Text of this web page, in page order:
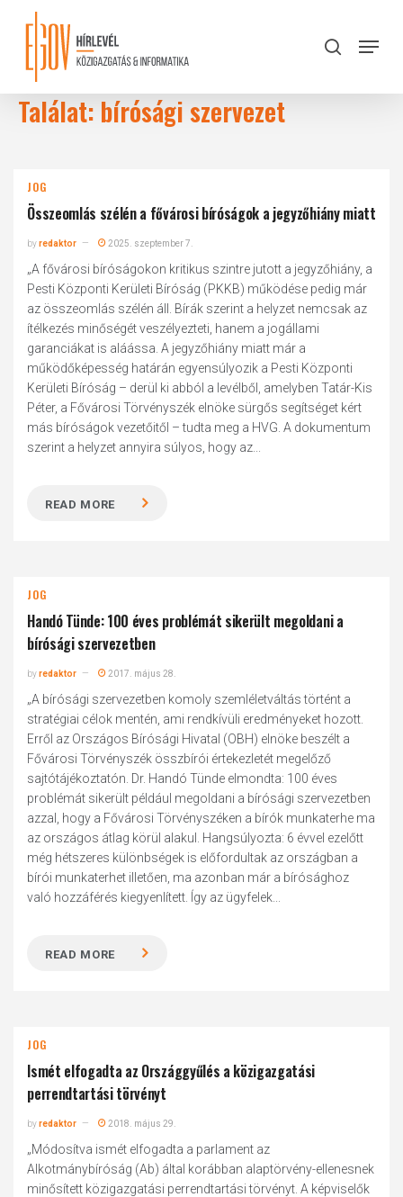
content
search
Menu
Találat: bírósági szervezet
JOG
Összeomlás szélén a fővárosi bíróságok a jegyzőhiány miatt
byredaktor 2025. szeptember 7.
„A fővárosi bíróságokon kritikus szintre jutott a jegyzőhiány, a
Pesti Központi Kerületi Bíróság (PKKB) működése pedig már
az összeomlás szélén áll. Bírák szerint a helyzet nemcsak az
ítélkezés minőségét veszélyezteti, hanem a jogállami
garanciákat is aláássa. A jegyzőhiány miatt már a
működőképesség határán egyensúlyozik a Pesti Központi
Kerületi Bíróság – derül ki abból a levélből, amelyben Tatár-Kis
Péter, a Fővárosi Törvényszék elnöke sürgős segítséget kért
más bíróságok vezetőitől – tudta meg a HVG. A dokumentum
szerint a helyzet annyira súlyos, hogy az...
READ MORE
JOG
Handó Tünde: 100 éves problémát sikerült megoldani a
bírósági szervezetben
byredaktor 2017. május 28.
„A bírósági szervezetben komoly szemléletváltás történt a
stratégiai célok mentén, ami rendkívüli eredményeket hozott.
Erről az Országos Bírósági Hivatal (OBH) elnöke beszélt a
Fővárosi Törvényszék összbírói értekezletét megelőző
sajtótájékoztatón. Dr. Handó Tünde elmondta: 100 éves
problémát sikerült például megoldani a bírósági szervezetben
azzal, hogy a Fővárosi Törvényszéken a bírók munkaterhe ma
az országos átlag körül alakul. Hangsúlyozta: 6 évvel ezelőtt
még hétszeres különbségek is előfordultak az országban a
bírói munkaterhet illetően, ma azonban már a bírósághoz
való hozzáférés kiegyenlített. Így az ügyfelek...
READ MORE
JOG
Ismét elfogadta az Országgyűlés a közigazgatási
perrendtartási törvényt
byredaktor 2018. május 29.
„Módosítva ismét elfogadta a parlament az
Alkotmánybíróság (Ab) által korábban alaptörvény-ellenesnek
minősített közigazgatási perrendtartási törvényt. A képviselők
Close